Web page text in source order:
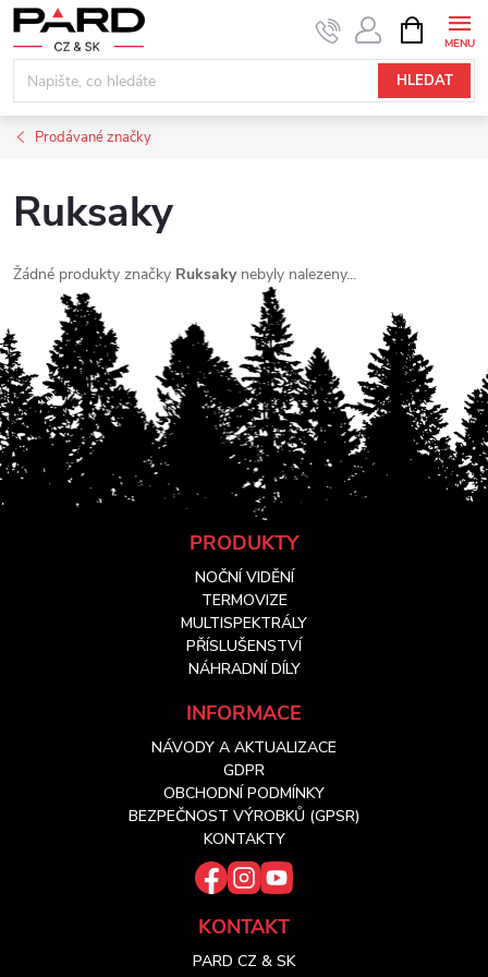
Přejít
na
obsah
HLEDAT
NÁKUPNÍ
KOŠÍK
Prodávané značky
Ruksaky
Žádné produkty značky Ruksakynebyly nalezeny...
PRODUKTY
NOČNÍ VIDĚNÍ
TERMOVIZE
MULTISPEKTRÁLY
PŘÍSLUŠENSTVÍ
NÁHRADNÍ DÍLY
INFORMACE
NÁVODY A AKTUALIZACE
GDPR
OBCHODNÍ PODMÍNKY
BEZPEČNOST VÝROBKŮ (GPSR)
KONTAKTY
KONTAKT
PARD CZ & SK